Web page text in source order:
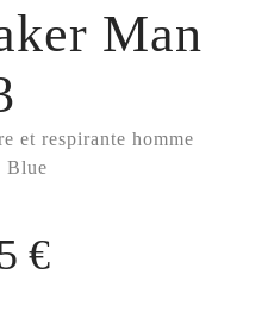
et respirante homme
Blue
Man
€